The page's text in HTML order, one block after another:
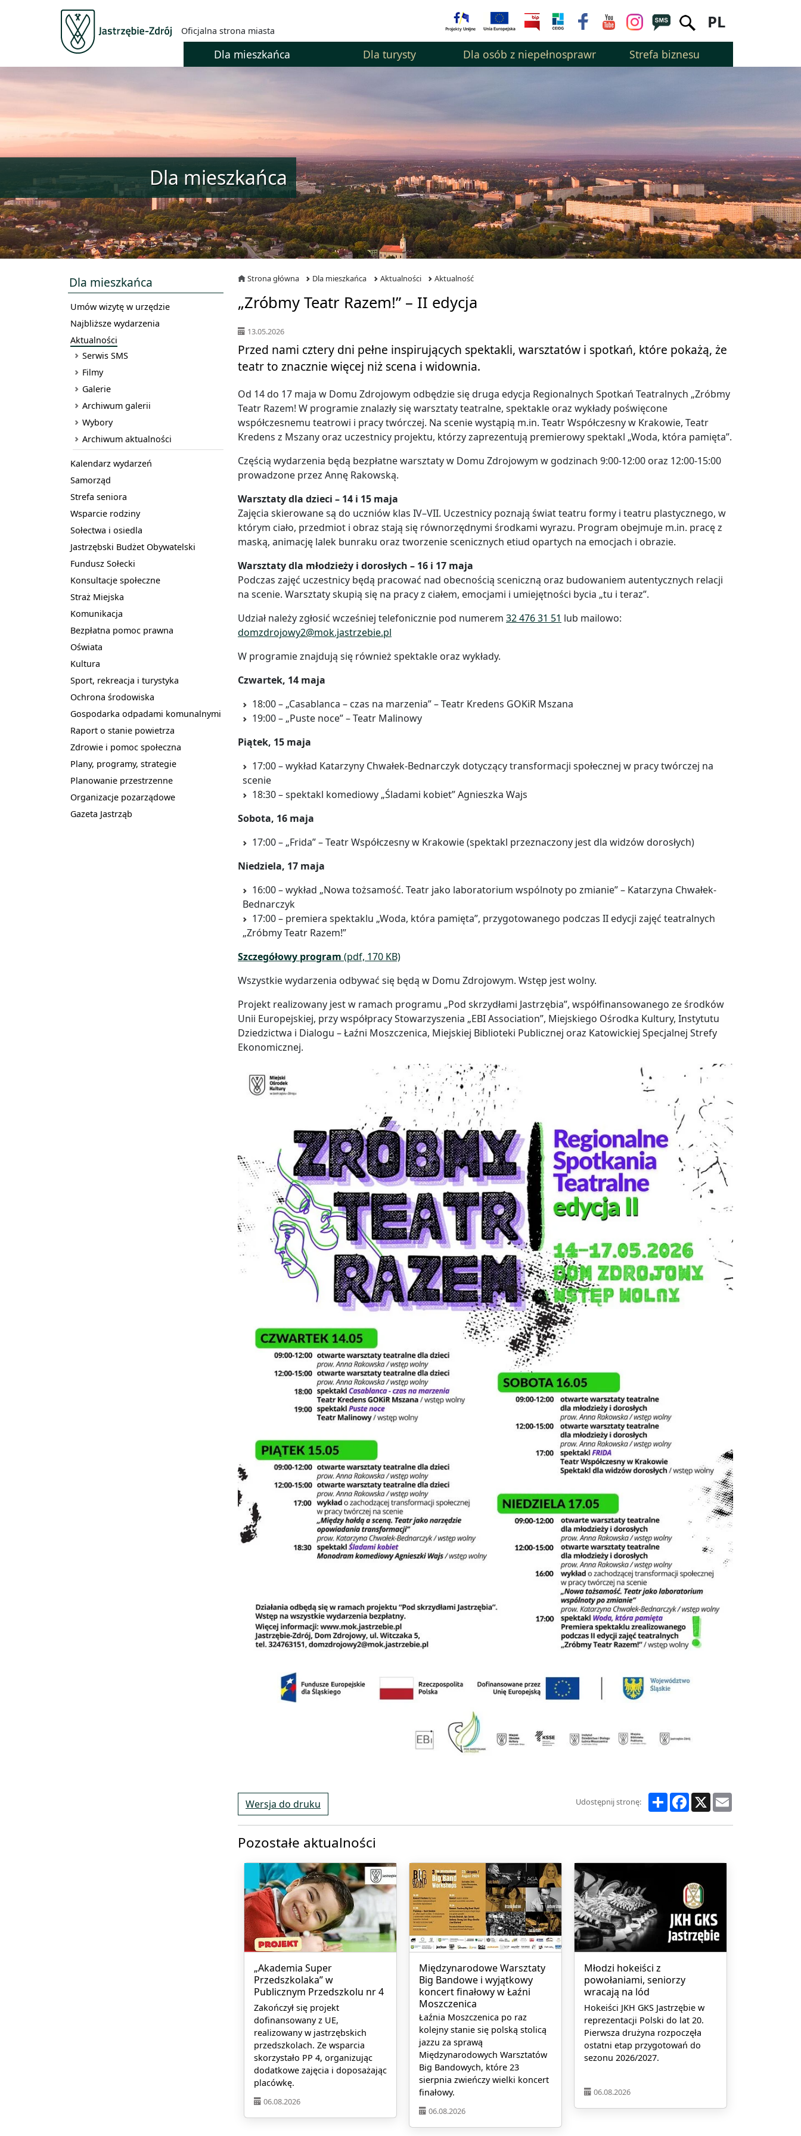
Oficjalna strona miasta PL
Dla mieszkańca Dla turysty Dla osób z niepełnosprawnością Strefa biznesu
Dla mieszkańca
Dla mieszkańca
Umów wizytę w urzędzie
Najbliższe wydarzenia
Aktualności
Serwis SMS
Filmy
Galerie
Archiwum galerii
Wybory
Archiwum aktualności
Kalendarz wydarzeń
Samorząd
Strefa seniora
Wsparcie rodziny
Sołectwa i osiedla
Jastrzębski Budżet Obywatelski
Fundusz Sołecki
Konsultacje społeczne
Straż Miejska
Komunikacja
Bezpłatna pomoc prawna
Oświata
Kultura
Sport, rekreacja i turystyka
Ochrona środowiska
Gospodarka odpadami komunalnymi
Raport o stanie powietrza
Zdrowie i pomoc społeczna
Plany, programy, strategie
Planowanie przestrzenne
Organizacje pozarządowe
Gazeta Jastrząb
Strona główna Dla mieszkańca Aktualności Aktualność
„Zróbmy Teatr Razem!” – II edycja
13.05.2026
Przed nami cztery dni pełne inspirujących spektakli, warsztatów i spotkań, które pokażą, że
teatr to znacznie więcej niż scena i widownia.
Od 14 do 17 maja w Domu Zdrojowym odbędzie się druga edycja Regionalnych Spotkań Teatralnych „Zróbmy
Teatr Razem! W programie znalazły się warsztaty teatralne, spektakle oraz wykłady poświęcone
współczesnemu teatrowi i pracy twórczej. Na scenie wystąpią m.in. Teatr Współczesny w Krakowie, Teatr
Kredens z Mszany oraz uczestnicy projektu, którzy zaprezentują premierowy spektakl „Woda, która pamięta”.
Częścią wydarzenia będą bezpłatne warsztaty w Domu Zdrojowym w godzinach 9:00-12:00 oraz 12:00-15:00
prowadzone przez Annę Rakowską.
Warsztaty dla dzieci – 14 i 15 maja
Zajęcia skierowane są do uczniów klas IV–VII. Uczestnicy poznają świat teatru formy i teatru plastycznego, w
którym ciało, przedmiot i obraz stają się równorzędnymi środkami wyrazu. Program obejmuje m.in. pracę z
maską, animację lalek bunraku oraz tworzenie scenicznych etiud opartych na emocjach i obrazie.
Warsztaty dla młodzieży i dorosłych – 16 i 17 maja
Podczas zajęć uczestnicy będą pracować nad obecnością sceniczną oraz budowaniem autentycznych relacji
na scenie. Warsztaty skupią się na pracy z ciałem, emocjami i umiejętności bycia „tu i teraz”.
Udział należy zgłosić wcześniej telefonicznie pod numerem 32 476 31 51 lub mailowo:
domzdrojowy2@mok.jastrzebie.pl
W programie znajdują się również spektakle oraz wykłady.
Czwartek, 14 maja
18:00 – „Casablanca – czas na marzenia” – Teatr Kredens GOKiR Mszana
19:00 – „Puste noce” – Teatr Malinowy
Piątek, 15 maja
17:00 – wykład Katarzyny Chwałek-Bednarczyk dotyczący transformacji społecznej w pracy twórczej na
scenie
18:30 – spektakl komediowy „Śladami kobiet” Agnieszka Wajs
Sobota, 16 maja
17:00 – „Frida” – Teatr Współczesny w Krakowie (spektakl przeznaczony jest dla widzów dorosłych)
Niedziela, 17 maja
16:00 – wykład „Nowa tożsamość. Teatr jako laboratorium wspólnoty po zmianie” – Katarzyna Chwałek-
Bednarczyk
17:00 – premiera spektaklu „Woda, która pamięta”, przygotowanego podczas II edycji zajęć teatralnych
„Zróbmy Teatr Razem!”
Szczegółowy program (pdf, 170 KB)
Wszystkie wydarzenia odbywać się będą w Domu Zdrojowym. Wstęp jest wolny.
Projekt realizowany jest w ramach programu „Pod skrzydłami Jastrzębia”, współfinansowanego ze środków
Unii Europejskiej, przy współpracy Stowarzyszenia „EBI Association”, Miejskiego Ośrodka Kultury, Instytutu
Dziedzictwa i Dialogu – Łaźni Moszczenica, Miejskiej Biblioteki Publicznej oraz Katowickiej Specjalnej Strefy
Ekonomicznej.
Wersja do druku Udostępnij stronę: ShareFacebook
X
Pozostałe aktualności
„Akademia Super
Przedszkolaka” w
Publicznym Przedszkolu nr 4
Zakończył się projekt
dofinansowany z UE,
realizowany w jastrzębskich
przedszkolach. Ze wsparcia
skorzystało PP 4, organizując
dodatkowe zajęcia i doposażając
placówkę.
06.08.2026
Międzynarodowe Warsztaty
Big Bandowe i wyjątkowy
koncert finałowy w Łaźni
Moszczenica
Łaźnia Moszczenica po raz
kolejny stanie się polską stolicą
jazzu za sprawą
Międzynarodowych Warsztatów
Big Bandowych, które 23
sierpnia zwieńczy wielki koncert
finałowy.
06.08.2026
Młodzi hokeiści z
powołaniami, seniorzy
wracają na lód
Hokeiści JKH GKS Jastrzębie w
reprezentacji Polski do lat 20.
Pierwsza drużyna rozpoczęła
ostatni etap przygotowań do
sezonu 2026/2027.
06.08.2026